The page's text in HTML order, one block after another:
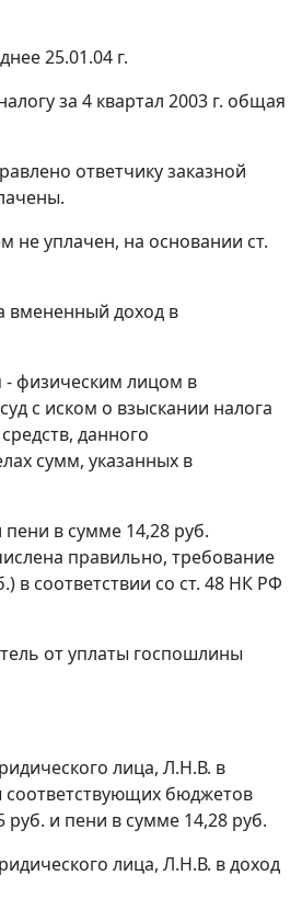
25.01.04 г.
за 4 квартал 2003 г. общая
ответчику заказной
не уплачен, на основании ст.
вмененный доход в
- физическим лицом в
с иском о взыскании налога
данного
сумм, указанных в
в сумме 14,28 руб.
правильно, требование
в соответствии со ст. 48 НК РФ
от уплаты госпошлины
лица, Л.Н.В. в
бюджетов
и пени в сумме 14,28 руб.
лица, Л.Н.В. в доход